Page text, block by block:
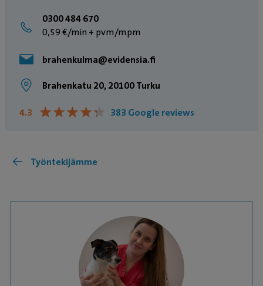
0300 484 670
0,59 €/min + pvm/mpm
brahenkulma@evidensia.fi
Brahenkatu 20, 20100 Turku
4.3 ★★★★★
★★★★★ 383 Google reviews
Työntekijämme